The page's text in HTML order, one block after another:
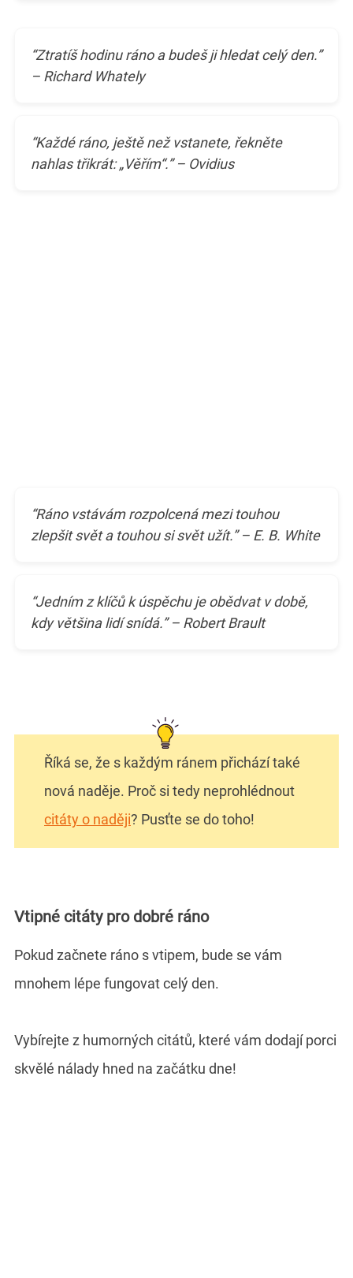
“Ztratíš hodinu ráno a budeš ji hledat celý den.”
– Richard Whately
“Každé ráno, ještě než vstanete, řekněte
nahlas třikrát: „Věřím“.” – Ovidius
“Ráno vstávám rozpolcená mezi touhou
zlepšit svět a touhou si svět užít.” – E. B. White
“Jedním z klíčů k úspěchu je obědvat v době,
kdy většina lidí snídá.” – Robert Brault
Říká se, že s každým ránem přichází také
nová naděje. Proč si tedy neprohlédnout
citáty o naději? Pusťte se do toho!
Vtipné citáty pro dobré ráno
Pokud začnete ráno s vtipem, bude se vám
mnohem lépe fungovat celý den.
Vybírejte z humorných citátů, které vám dodají porci
skvělé nálady hned na začátku dne!